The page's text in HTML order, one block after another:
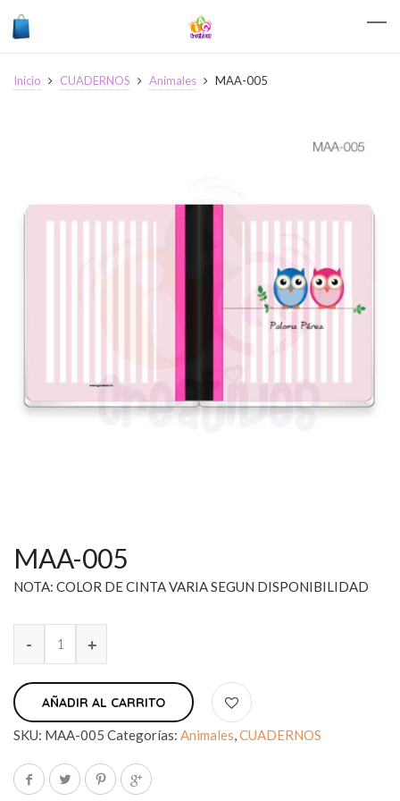
Inicio CUADERNOS Animales MAA-005
MAA-005
NOTA: COLOR DE CINTA VARIA SEGUN DISPONIBILIDAD
AÑADIR AL CARRITO
SKU: MAA-005 Categorías: Animales,CUADERNOS